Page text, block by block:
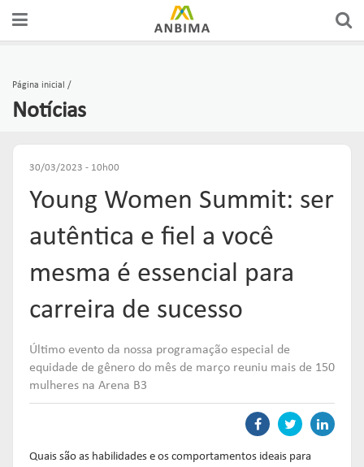
GOVERNANÇA
ASSOCIADOS
COMUNICADOS OFICIAIS
INSTITUCIONAL
Links mais acessados:
associados
FERRAMENTAS
ESTATÍSTICAS
RANKINGS
REGULAÇÃO
INFORMAR
Links mais acessados:
GRUPOS CONSULTIVOS
REDES
FÓRUNS DE APOIO
REPRESENTAR
Links mais acessados:
CÓDIGOS
SUPERVISÃO
SOLICITAÇÕES & SERVIÇOS
AUTORREGULAR
Links mais acessados:
CURSOS
EDUCAÇÃO DO INVESTIDOR
Links mais acessados:
plataforma
ANBIMA EDU
transição
CPA-10, CPA-20 E CEA
Página inicial
Notícias
30/03/2023 - 10h00
Young Women Summit: ser
autêntica e fiel a você
mesma é essencial para
carreira de sucesso
Último evento da nossa programação especial de
equidade de gênero do mês de março reuniu mais de 150
mulheres na Arena B3
Quais são as habilidades e os comportamentos ideais para